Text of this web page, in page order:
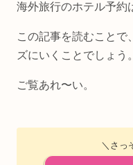
海外旅行のホテル予約
この記事を読むことで
ズにいくことでしょう。
ご覧あれ〜い。
＼さっ